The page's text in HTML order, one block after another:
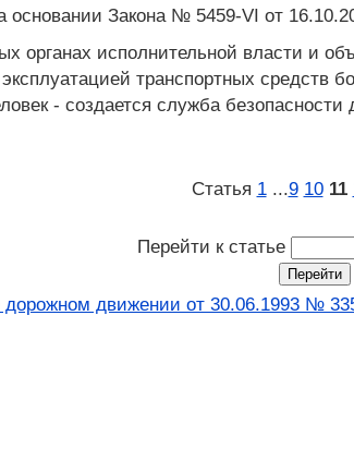
основании Закона № 5459-VI от
органах исполнительной власти и
транспортных средств
- создается служба
Статья 1 ...9 10 11
Перейти к статье
дорожном движении от 30.06.1993 №